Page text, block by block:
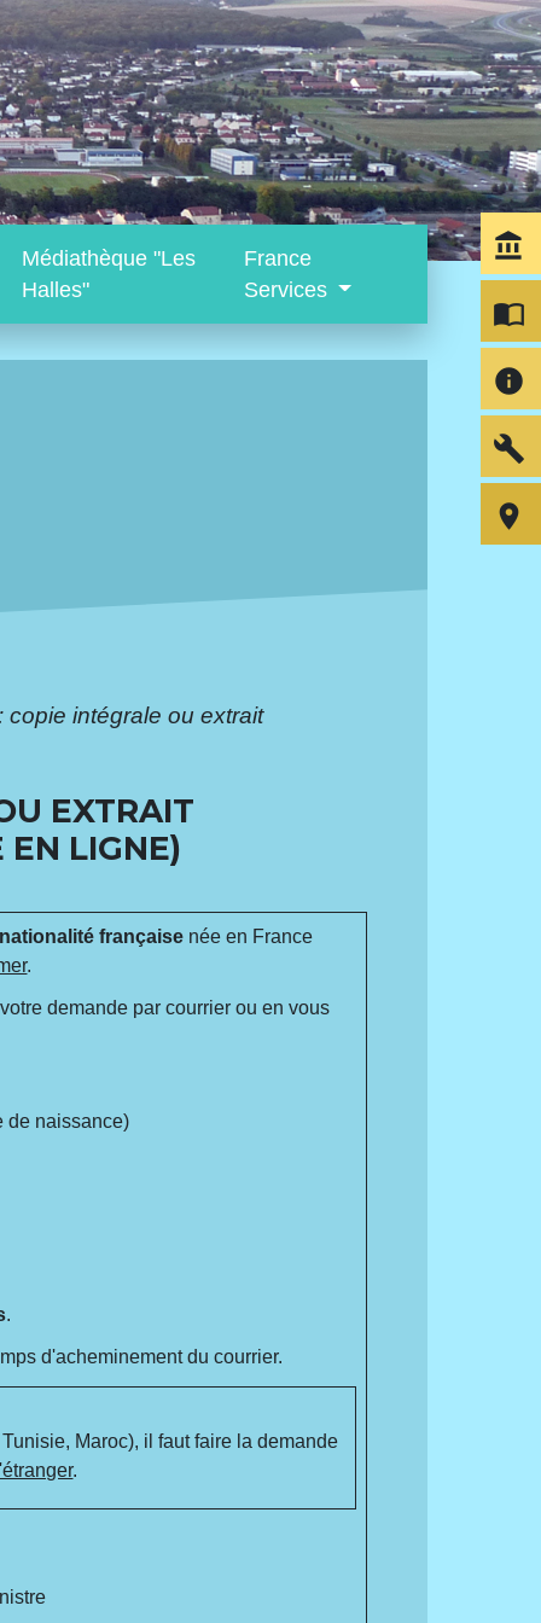
Médiathèque "Les
Halles"
France
Services
intégrale ou extrait
EXTRAIT
EN LIGNE)
nationalité française née en France
.
demande par courrier ou en vous
de naissance)
.
d'acheminement du courrier.
Maroc), il faut faire la demande
.
account_balance
import_contacts
info
build
room